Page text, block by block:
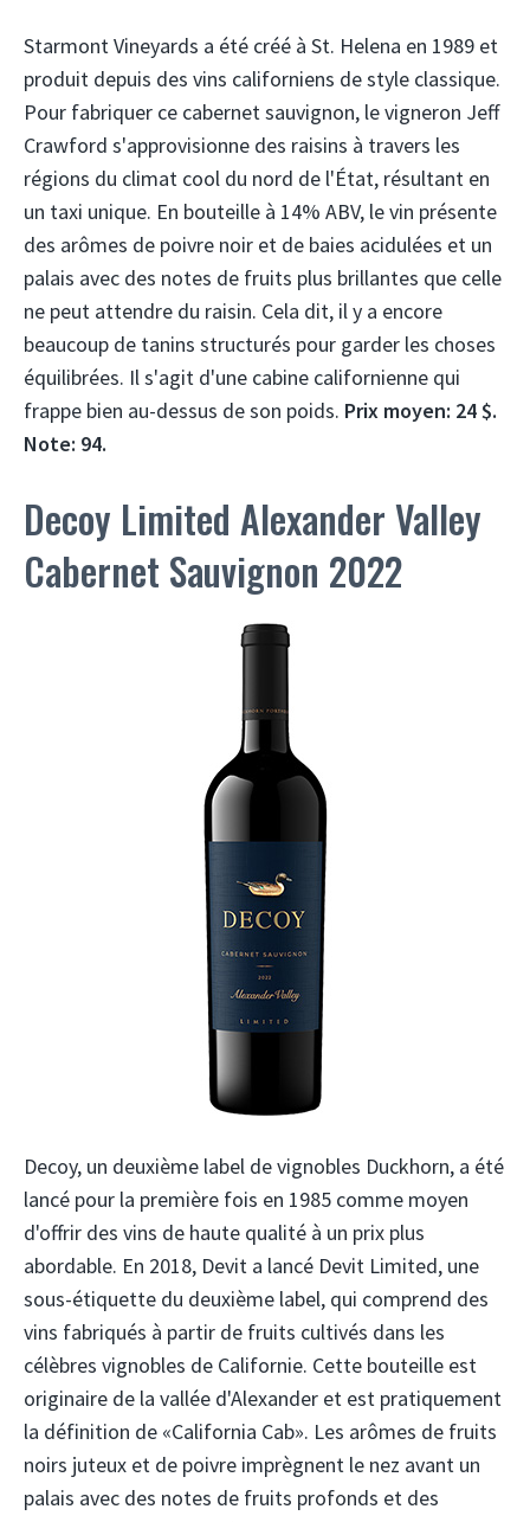
Starmont Vineyards a été créé à St. Helena en 1989 et
produit depuis des vins californiens de style classique.
Pour fabriquer ce cabernet sauvignon, le vigneron Jeff
Crawford s'approvisionne des raisins à travers les
régions du climat cool du nord de l'État, résultant en
un taxi unique. En bouteille à 14% ABV, le vin présente
des arômes de poivre noir et de baies acidulées et un
palais avec des notes de fruits plus brillantes que celle
ne peut attendre du raisin. Cela dit, il y a encore
beaucoup de tanins structurés pour garder les choses
équilibrées. Il s'agit d'une cabine californienne qui
frappe bien au-dessus de son poids. Prix ​​moyen: 24 $.
Note: 94.
Decoy Limited Alexander Valley
Cabernet Sauvignon 2022
Decoy, un deuxième label de vignobles Duckhorn, a été
lancé pour la première fois en 1985 comme moyen
d'offrir des vins de haute qualité à un prix plus
abordable. En 2018, Devit a lancé Devit Limited, une
sous-étiquette du deuxième label, qui comprend des
vins fabriqués à partir de fruits cultivés dans les
célèbres vignobles de Californie. Cette bouteille est
originaire de la vallée d'Alexander et est pratiquement
la définition de «California Cab». Les arômes de fruits
noirs juteux et de poivre imprègnent le nez avant un
palais avec des notes de fruits profonds et des